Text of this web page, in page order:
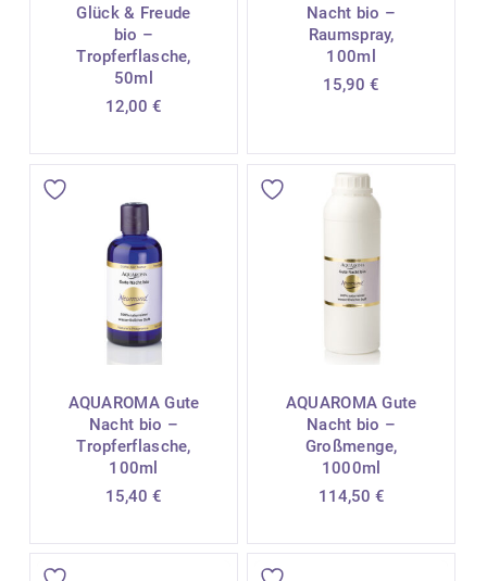
Glück & Freude
bio –
Tropferflasche,
50ml
12,00 €
Nacht bio –
Raumspray,
100ml
15,90€
AQUAROMA Gute
Nacht bio –
Tropferflasche,
100ml
15,40 €
AQUAROMA Gute
Nacht bio –
Großmenge,
1000ml
114,50 €